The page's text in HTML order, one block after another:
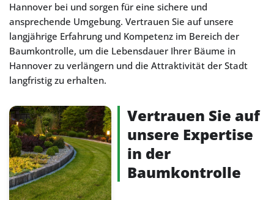
Hannover bei und sorgen für eine sichere und
ansprechende Umgebung. Vertrauen Sie auf unsere
langjährige Erfahrung und Kompetenz im Bereich der
Baumkontrolle, um die Lebensdauer Ihrer Bäume in
Hannover zu verlängern und die Attraktivität der Stadt
langfristig zu erhalten.
Vertrauen Sie auf
unsere Expertise
in der
Baumkontrolle